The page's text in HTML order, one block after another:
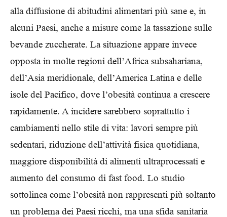
alla diffusione di abitudini alimentari più sane e, in
alcuni Paesi, anche a misure come la tassazione sulle
bevande zuccherate. La situazione appare invece
opposta in molte regioni dell’Africa subsahariana,
dell’Asia meridionale, dell’America Latina e delle
isole del Pacifico, dove l’obesità continua a crescere
rapidamente. A incidere sarebbero soprattutto i
cambiamenti nello stile di vita: lavori sempre più
sedentari, riduzione dell’attività fisica quotidiana,
maggiore disponibilità di alimenti ultraprocessati e
aumento del consumo di fast food. Lo studio
sottolinea come l’obesità non rappresenti più soltanto
un problema dei Paesi ricchi, ma una sfida sanitaria